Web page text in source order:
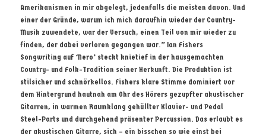
Amerikanismen in mir abgelegt, jedenfalls die meisten davon. Und
einer der Gründe, warum ich mich daraufhin wieder der Country-
Musik zuwendete, war der Versuch, einen Teil von mir wieder zu
finden, der dabei verloren gegangen war.” Ian Fishers
Songwriting auf ‘Nero’ steckt knietief in der hausgemachten
Country- und Folk-Tradition seiner Herkunft. Die Produktion ist
stilsicher und schnörkellos. Fishers klare Stimme dominiert vor
dem Hintergrund hautnah am Ohr des Hörers gezupfter akustischer
Gitarren, in warmen Raumklang gehüllter Klavier- und Pedal
Steel-Parts und durchgehend präsenter Percussion. Das erlaubt es
der akustischen Gitarre, sich – ein bisschen so wie einst bei